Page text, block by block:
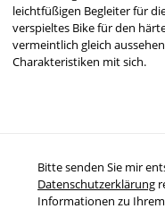
leichtfüßigen Begleiter für
verspieltes Bike für den
vermeintlich gleich
Charakteristiken mit sich.
Bitte senden Sie mir
Datenschutzerklärung
Informationen zu